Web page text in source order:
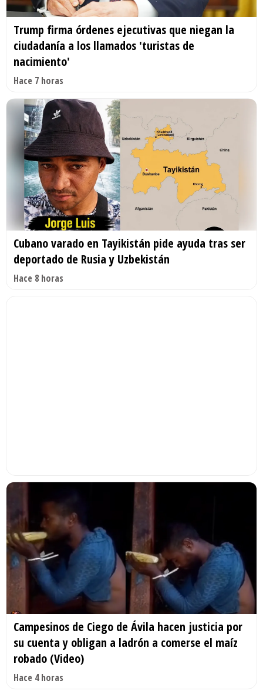
Trump firma órdenes ejecutivas que niegan la
ciudadanía a los llamados 'turistas de
nacimiento'
Hace 7 horas
Cubano varado en Tayikistán pide ayuda tras ser
deportado de Rusia y Uzbekistán
Hace 8 horas
Campesinos de Ciego de Ávila hacen justicia por
su cuenta y obligan a ladrón a comerse el maíz
robado (Video)
Hace 4 horas